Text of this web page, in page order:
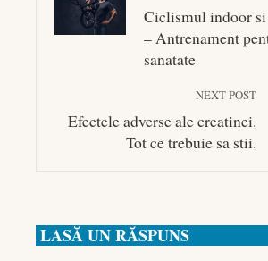
Ciclismul indoor
– Antrenament
sanatate
NEXT POST
Efectele adverse ale creatinei.
Tot ce trebuie sa stii.
LASĂ UN RĂSPUNS